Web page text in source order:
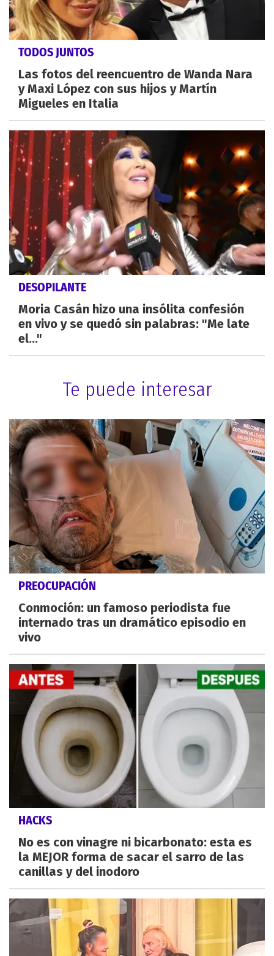
TODOS JUNTOS
Las fotos del reencuentro de Wanda Nara
y Maxi López con sus hijos y Martín
Migueles en Italia
DESOPILANTE
Moria Casán hizo una insólita confesión
en vivo y se quedó sin palabras: "Me late
el..."
Te puede interesar
PREOCUPACIÓN
Conmoción: un famoso periodista fue
internado tras un dramático episodio en
vivo
HACKS
No es con vinagre ni bicarbonato: esta es
la MEJOR forma de sacar el sarro de las
canillas y del inodoro